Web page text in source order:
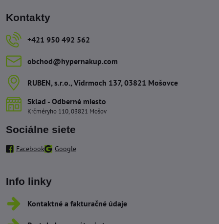
Kontakty
+421 950 492 562
obchod​@hypernakup​.com
RUBEN, s​.r​.o​., Vidrmoch 137, 03821 Mošovce
Sklad - Odberné miesto
Krčméryho 110, 03821 Mošov
Sociálne siete
Facebook Google
Info linky
Kontaktné a fakturačné údaje